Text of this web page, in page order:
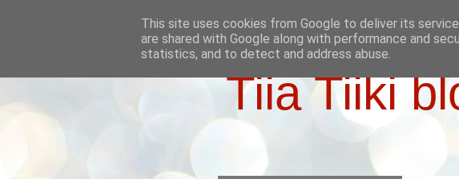
Tiia Tiiki
This site uses cookies from Google to deliver its
are shared with Google along with performance and
statistics, and to detect and address abuse.